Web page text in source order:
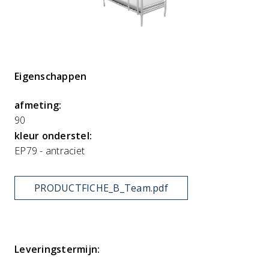
Leveringstermijn:
Eigenschappen
afmeting
90
kleur onderstel
EP79 - antraciet
PRODUCTFICHE_B_Team.pdf